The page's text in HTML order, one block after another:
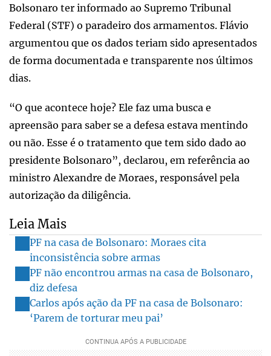
Bolsonaro ter informado ao Supremo Tribunal
Federal (STF) o paradeiro dos armamentos. Flávio
argumentou que os dados teriam sido apresentados
de forma documentada e transparente nos últimos
dias.
“O que acontece hoje? Ele faz uma busca e
apreensão para saber se a defesa estava mentindo
ou não. Esse é o tratamento que tem sido dado ao
presidente Bolsonaro”, declarou, em referência ao
ministro Alexandre de Moraes, responsável pela
autorização da diligência.
Leia Mais
PF na casa de Bolsonaro: Moraes cita
inconsistência sobre armas
PF não encontrou armas na casa de Bolsonaro,
diz defesa
Carlos após ação da PF na casa de Bolsonaro:
‘Parem de torturar meu pai’